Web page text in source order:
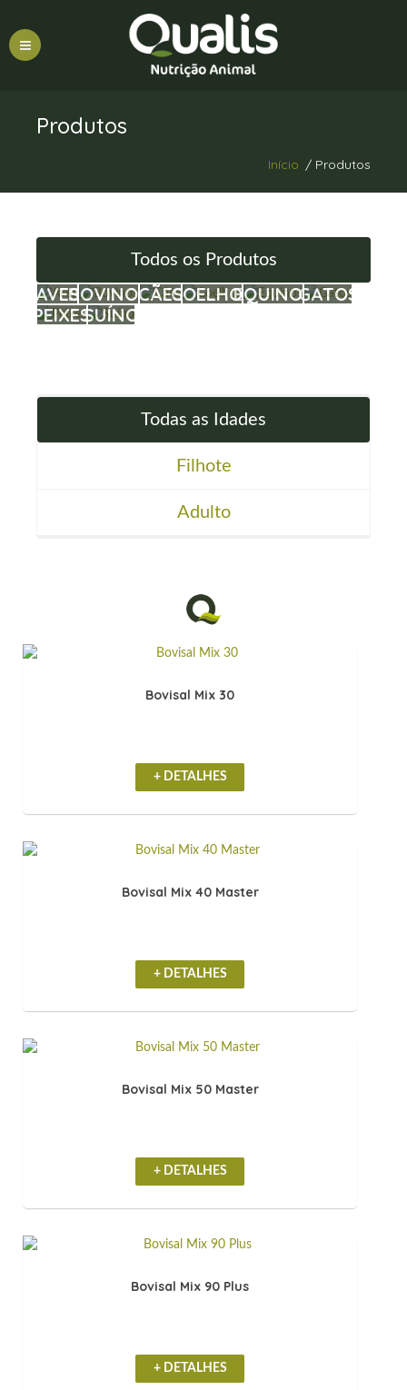
Produtos
Início / Produtos
Todos os Produtos
AVESBOVINOSCÃESCOELHOSEQUINOSGATOS
PEIXESSUÍNO
Todas as Idades
Filhote
Adulto
Bovisal Mix 30
+ DETALHES
Bovisal Mix 40 Master
+ DETALHES
Bovisal Mix 50 Master
+ DETALHES
Bovisal Mix 90 Plus
+ DETALHES